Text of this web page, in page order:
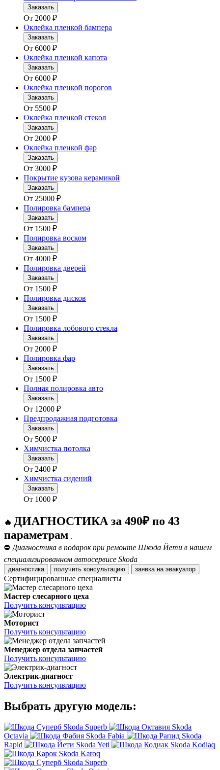
Заказать
От 2000 ₽
Оклейка пленкой бампера
Заказать
От 6000 ₽
Оклейка пленкой капота
Заказать
От 6000 ₽
Оклейка пленкой порогов
Заказать
От 5500 ₽
Оклейка пленкой стекол
Заказать
От 2000 ₽
Оклейка пленкой фар
Заказать
От 3000 ₽
Покрытие кузова керамикой
Заказать
От 25000 ₽
Полировка бампера
Заказать
От 1500 ₽
Полировка воском
Заказать
От 4000 ₽
Полировка дверей
Заказать
От 1500 ₽
Полировка дисков
Заказать
От 1500 ₽
Полировка лобового стекла
Заказать
От 2000 ₽
Полировка фар
Заказать
От 1500 ₽
Полная полировка авто
Заказать
От 12000 ₽
Предпродажная подготовка
Заказать
От 5000 ₽
Химчистка потолка
Заказать
От 2400 ₽
Химчистка сидений
Заказать
От 1000 ₽
🔥 ДИАГНОСТИКА за 490₽ по 43
параметрам .
⛔ Диагностика в подарок при ремонте Шкода Йети в нашем
специализированном автосервисе Skoda
диагностика получить консультацию заявка на эвакуатор
Сертифицированные специалисты
Мастер слесарного цеха
Получить консультацию
Моторист
Получить консультацию
Менеджер отдела запчастей
Получить консультацию
Электрик-диагност
Получить консультацию
Выбрать другую модель:
Skoda Superb
Skoda
Octavia
Skoda Fabia
Skoda
Rapid
Skoda Yeti
Skoda Kodiaq
Skoda Karoq
Skoda Superb